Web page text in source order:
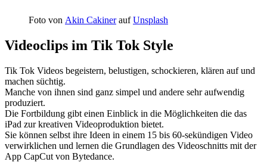
Foto von Akin CakineraufUnsplash
Videoclips im Tik Tok Style
Tik Tok Videos begeistern, belustigen, schockieren, klären auf und
machen süchtig.
Manche von ihnen sind ganz simpel und andere sehr aufwendig
produziert.
Die Fortbildung gibt einen Einblick in die Möglichkeiten die das
iPad zur kreativen Videoproduktion bietet.
Sie können selbst ihre Ideen in einem 15 bis 60-sekündigen Video
verwirklichen und lernen die Grundlagen des Videoschnitts mit der
App CapCut von Bytedance.